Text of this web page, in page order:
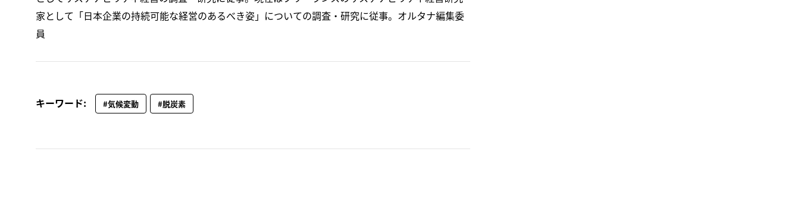
家として「日本企業の持続可能な経営のあるべき姿」についての調査・研究に従事。オルタナ編集委
員
キーワード: #気候変動 #脱炭素